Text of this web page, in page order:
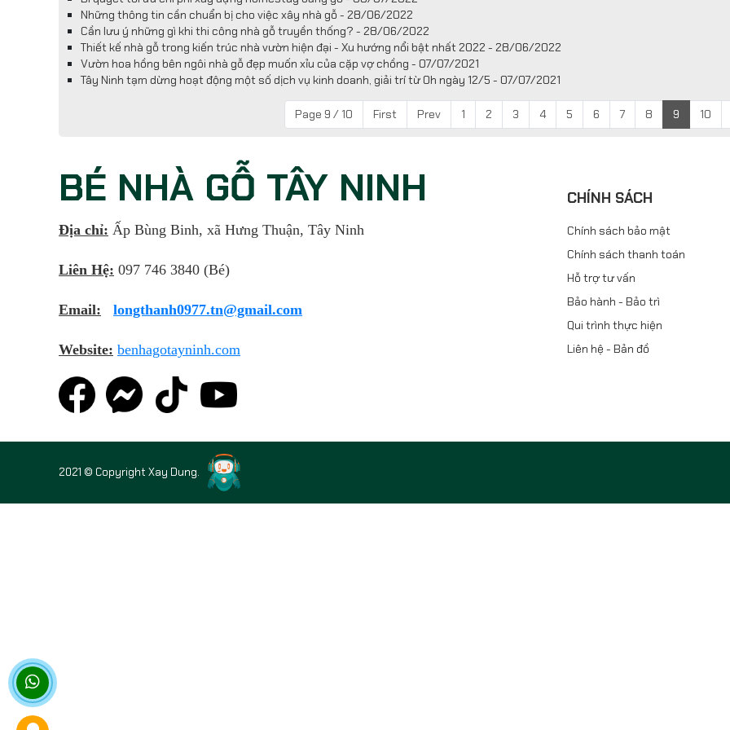
Những thông tin cần chuẩn bị cho việc xây nhà gỗ - 28/06/2022
Cần lưu ý những gì khi thi công nhà gỗ truyền thống? - 28/06/2022
Thiết kế nhà gỗ trong kiến trúc nhà vườn hiện đại - Xu hướng nổi bật nhất 2022 - 28/06/2022
Vườn hoa hồng bên ngôi nhà gỗ đẹp muốn xỉu của cặp vợ chồng - 07/07/2021
Tây Ninh tạm dừng hoạt động một số dịch vụ kinh doanh, giải trí từ 0h ngày 12/5 - 07/07/2021
Page 9 / 10 First Prev 1 2 3 4 5 6 7 8 9 10
BÉ NHÀ GỖ TÂY NINH
Địa chỉ: Ấp Bùng Binh, xã Hưng Thuận, Tây Ninh
Liên Hệ: 097 746 3840 (Bé)
Email: longthanh0977.tn@gmail.com
Website: benhagotayninh.com
CHÍNH SÁCH
Chính sách bảo mật
Chính sách thanh toán
Hỗ trợ tư vấn
Bảo hành - Bảo trì
Qui trình thực hiện
Liên hệ - Bản đồ
2021 © Copyright Xay Dung.